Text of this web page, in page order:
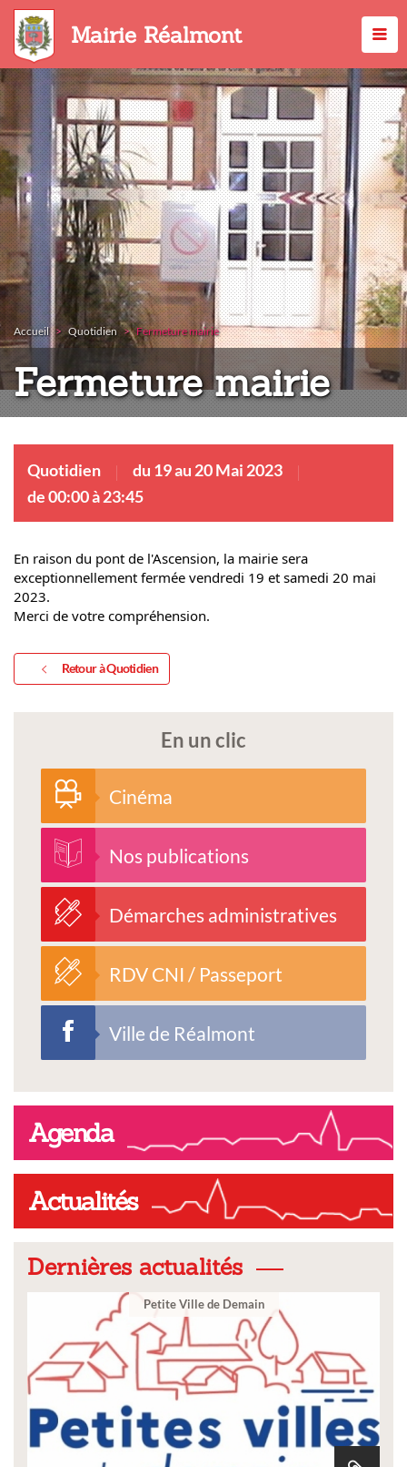
Aller
contenu
principal
Mairie Réalmont
Accueil Quotidien Fermeture mairie
Fermeture mairie
Quotidien
du 19 au 20 Mai 2023
de 00:00 à 23:45
En raison du pont de l'Ascension, la mairie sera
exceptionnellement fermée vendredi 19 et samedi 20 mai
2023.
Merci de votre compréhension.
Retour à Quotidien
En un clic
Cinéma
Nos publications
Démarches administratives
RDV CNI / Passeport
Ville de Réalmont
Agenda
Actualités
Dernières actualités